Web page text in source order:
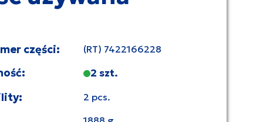
części: (RT) 7422166228
2 szt.
2 pcs.